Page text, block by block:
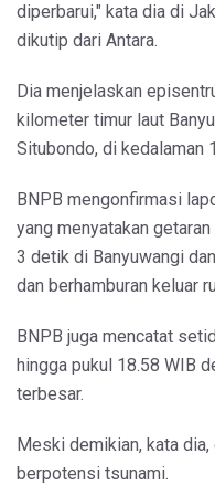
diperbarui," kata dia di
dikutip dari Antara.
Dia menjelaskan
kilometer timur laut
Situbondo, di kedalaman
BNPB mengonfirmasi
yang menyatakan
3 detik di Banyuwangi
dan berhamburan keluar
BNPB juga mencatat
hingga pukul 18.58 WIB
terbesar.
Meski demikian, kata
berpotensi tsunami.